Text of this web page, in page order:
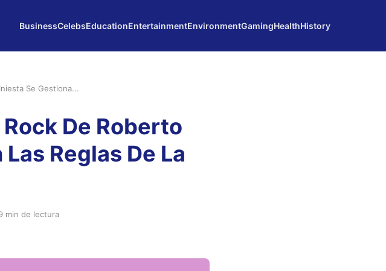
BusinessCelebsEducationEntertainmentEnvironmentGamingHealthHistory
Se Gestiona...
De Roberto
Reglas De La
min de lectura